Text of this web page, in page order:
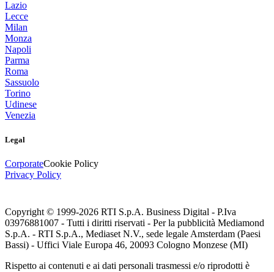
Lazio
Lecce
Milan
Monza
Napoli
Parma
Roma
Sassuolo
Torino
Udinese
Venezia
Legal
CorporateCookie Policy
Privacy Policy
Copyright © 1999-2026 RTI S.p.A. Business Digital - P.Iva
03976881007 - Tutti i diritti riservati - Per la pubblicità Mediamond
S.p.A. - RTI S.p.A., Mediaset N.V., sede legale Amsterdam (Paesi
Bassi) - Uffici Viale Europa 46, 20093 Cologno Monzese (MI)
Rispetto ai contenuti e ai dati personali trasmessi e/o riprodotti è